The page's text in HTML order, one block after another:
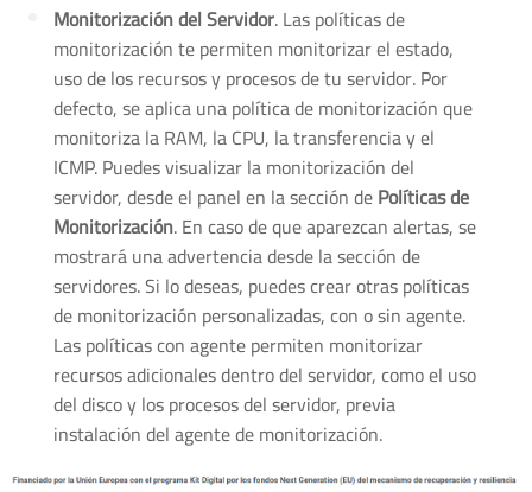
Monitorización del Servidor. Las políticas de
monitorización te permiten monitorizar el estado,
uso de los recursos y procesos de tu servidor. Por
defecto, se aplica una política de monitorización que
monitoriza la RAM, la CPU, la transferencia y el
ICMP. Puedes visualizar la monitorización del
servidor, desde el panel en la sección dePolíticas de
Monitorización. En caso de que aparezcan alertas, se
mostrará una advertencia desde la sección de
servidores. Si lo deseas, puedes crear otras políticas
de monitorización personalizadas, con o sin agente.
Las políticas con agente permiten monitorizar
recursos adicionales dentro del servidor, como el uso
del disco y los procesos del servidor, previa
instalación del agente de monitorización.